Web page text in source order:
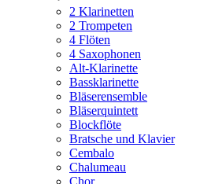
2 Klarinetten
2 Trompeten
4 Flöten
4 Saxophonen
Alt-Klarinette
Bassklarinette
Bläserensemble
Bläserquintett
Blockflöte
Bratsche und Klavier
Cembalo
Chalumeau
Chor